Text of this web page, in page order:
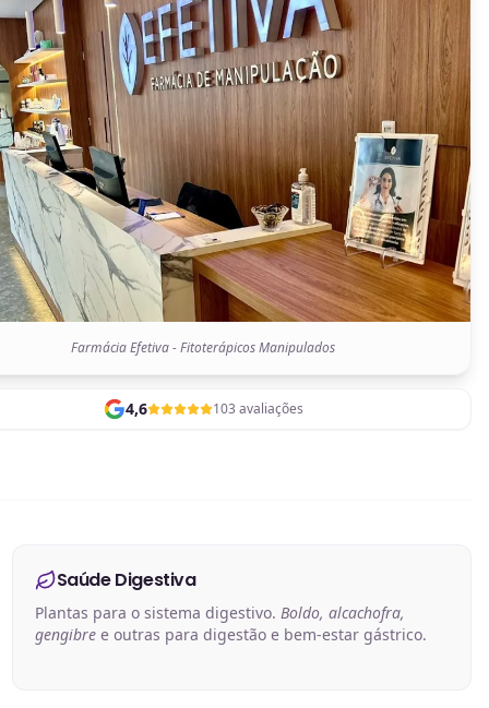
Farmácia Efetiva - Fitoterápicos Manipulados
4,6 103 avaliações
Saúde Digestiva
Plantas para o sistema digestivo. Boldo, alcachofra,
gengibree outras para digestão e bem-estar gástrico.